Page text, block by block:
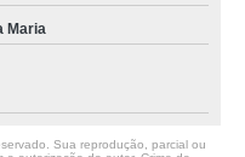
Maria
Sua reprodução, parcial ou